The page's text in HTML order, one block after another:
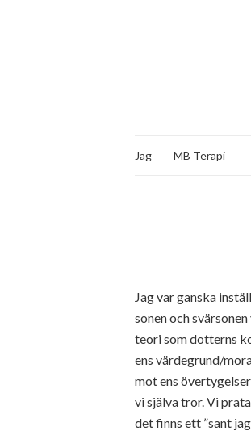
Jag MB Terapi
Jag var ganska
sonen och
teori som dotterns
ens värdegrund/
mot ens
vi själva tror. Vi
det finns ett ”sant